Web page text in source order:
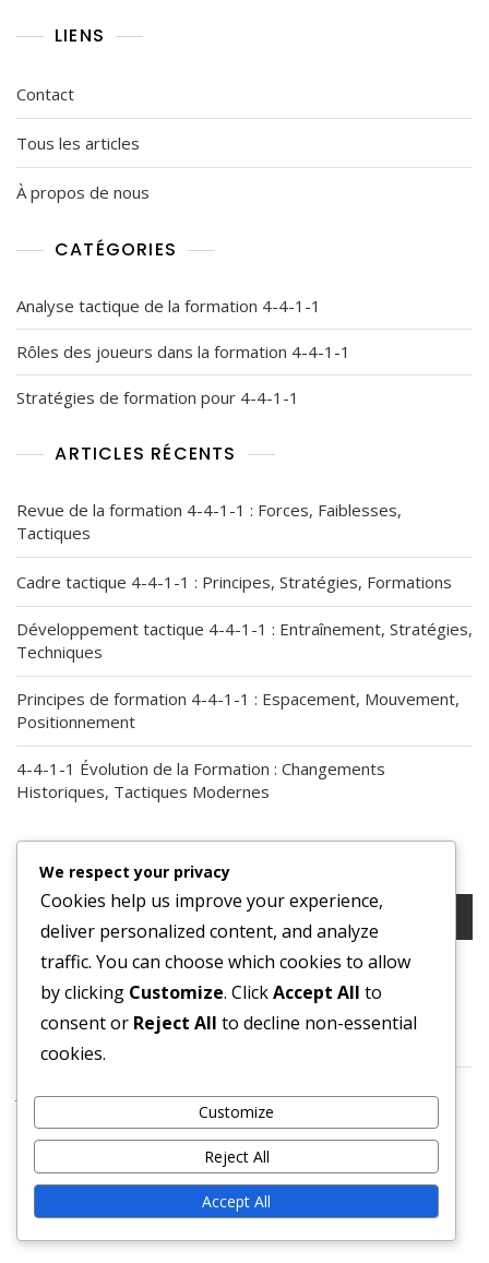
LIENS
Contact
Tous les articles
À propos de nous
CATÉGORIES
Analyse tactique de la formation 4-4-1-1
Rôles des joueurs dans la formation 4-4-1-1
Stratégies de formation pour 4-4-1-1
ARTICLES RÉCENTS
Revue de la formation 4-4-1-1 : Forces, Faiblesses,
Tactiques
Cadre tactique 4-4-1-1 : Principes, Stratégies, Formations
Développement tactique 4-4-1-1 : Entraînement, Stratégies,
Techniques
Principes de formation 4-4-1-1 : Espacement, Mouvement,
Positionnement
4-4-1-1 Évolution de la Formation : Changements
Historiques, Tactiques Modernes
RECHERCHE
Search
for:
ARCHIVES
February 2026
January 2026
You may also like these
We respect your privacy
Cookies help us improve your experience,
deliver personalized content, and analyze
traffic. You can choose which cookies to allow
by clicking Customize. ClickAccept All to
consent or Reject All to decline non-essential
cookies.
Customize
Reject All
Accept All